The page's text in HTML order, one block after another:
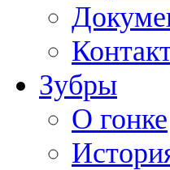
Зубры
О гонке